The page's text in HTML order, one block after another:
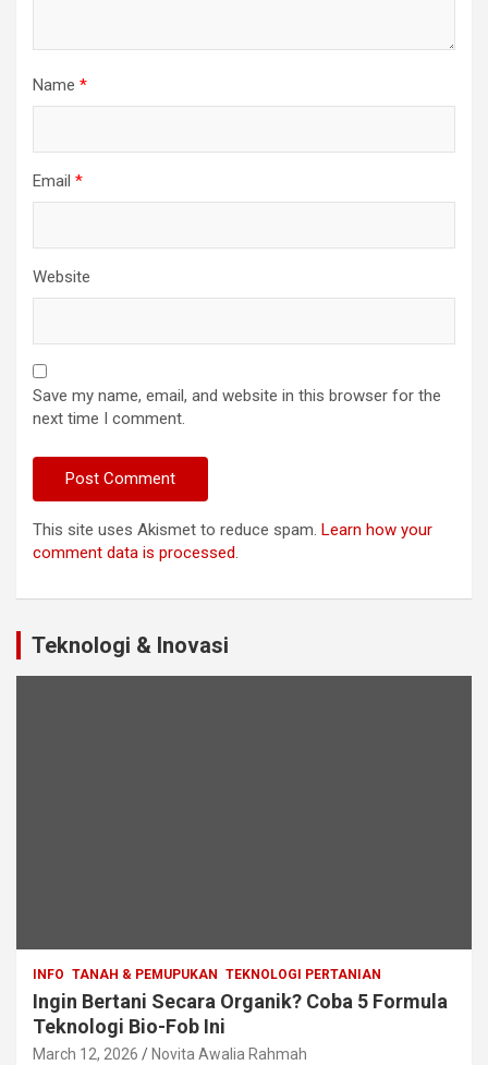
Name *
Email *
Website
Save my name, email, and website in this browser for the
next time I comment.
This site uses Akismet to reduce spam. Learn how your
comment data is processed.
Teknologi & Inovasi
INFO TANAH & PEMUPUKAN TEKNOLOGI PERTANIAN
Ingin Bertani Secara Organik? Coba 5 Formula
Teknologi Bio-Fob Ini
March 12, 2026 Novita Awalia Rahmah